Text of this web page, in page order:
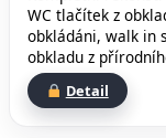
WC tlačítek z
obkládáni, walk in
obkladu z
Detail